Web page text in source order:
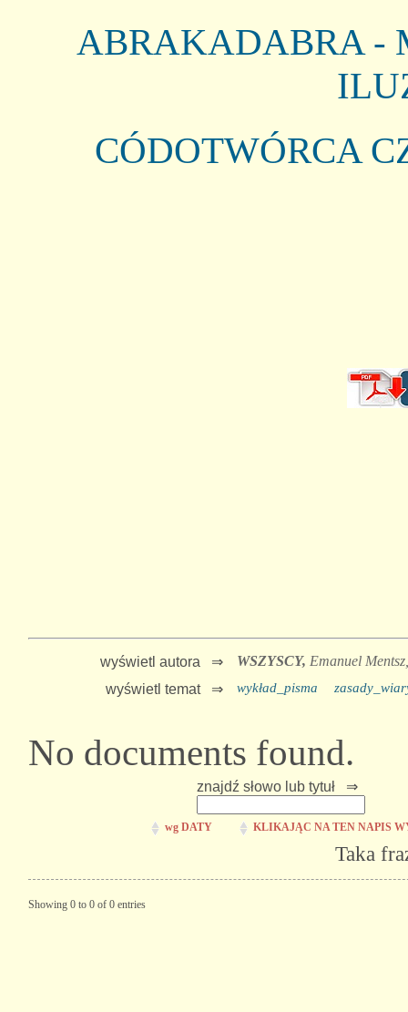
ABRAKADABRA -
CÓDOTWÓRCA
wyświetl autora ⇒ WSZYSCY, Emanuel
wyświetl temat ⇒
wykład_pisma
No documents found.
znajdź słowo lub tytuł ⇒
wg DATY KLIKAJĄC NA TEN NAPIS
Taka
Showing 0 to 0 of 0 entries